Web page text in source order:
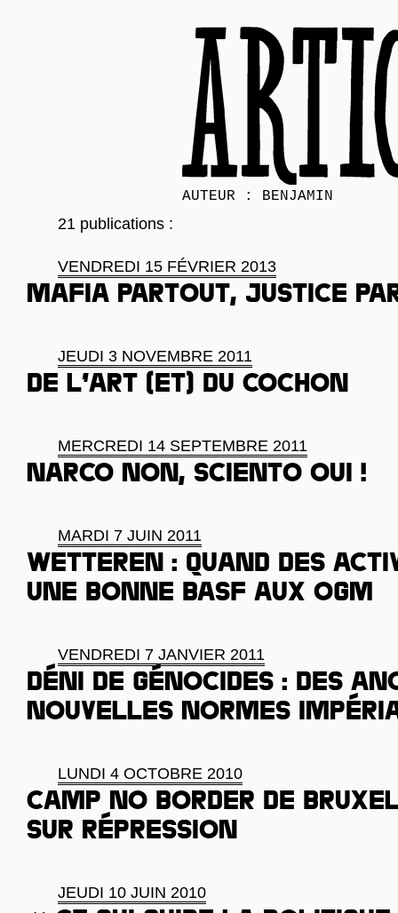
AUTEUR : BENJAMIN
21 publications :
VENDREDI 15 FÉVRIER 2013
Mafia partout, justice
JEUDI 3 NOVEMBRE 2011
De l’art (et) du cochon
MERCREDI 14 SEPTEMBRE 2011
Narco non, Sciento oui !
MARDI 7 JUIN 2011
Wetteren : Quand des
une bonne BASF aux OGM
VENDREDI 7 JANVIER 2011
Déni de génocides : des
nouvelles normes
LUNDI 4 OCTOBRE 2010
Camp No Border de
sur répression
JEUDI 10 JUIN 2010